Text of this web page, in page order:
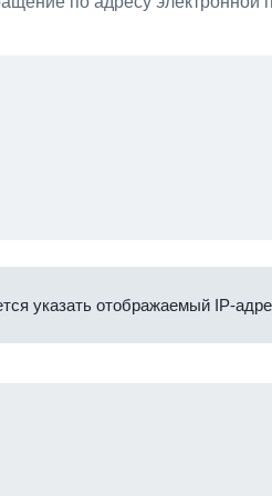
указать отображаемый IP-